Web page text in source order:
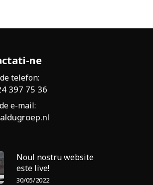
ne
telefon:
397 75 36
e-mail:
Noul nostru website
este live!
30/05/2022